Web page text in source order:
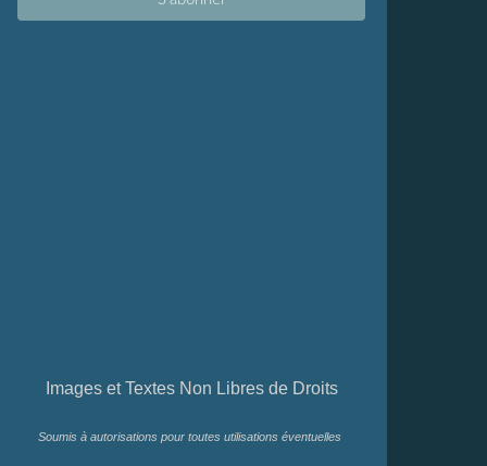
Images et Textes Non Libres de Droits
Soumis à autorisations pour toutes utilisations éventuelles